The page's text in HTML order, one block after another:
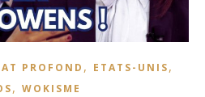
PROFOND , ETATS-UNIS,
, WOKISME